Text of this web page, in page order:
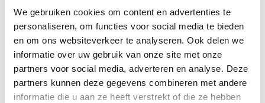
We gebruiken cookies om content en advertenties te
personaliseren, om functies voor social media te bieden
en om ons websiteverkeer te analyseren. Ook delen we
informatie over uw gebruik van onze site met onze
partners voor social media, adverteren en analyse. Deze
partners kunnen deze gegevens combineren met andere
informatie die u aan ze heeft verstrekt of die ze hebben
gevaarlijk worden als mensen die met AI
werken niet meer goed begrijpen hoe
uitkomsten tot stand komen. Zij moeten
kunnen ingrijpen als dat nodig is. De Europese
Commissie is gelukkig ook volop bezig met dit
soort vraagstukken.